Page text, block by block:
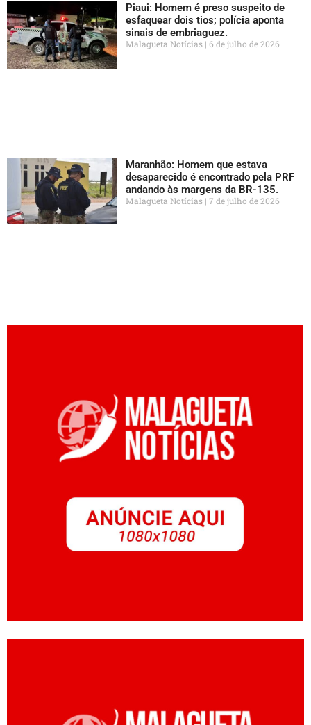
Piaui: Homem é preso suspeito de
esfaquear dois tios; polícia aponta
sinais de embriaguez.
Malagueta Notícias 6 de julho de 2026
Maranhão: Homem que estava
desaparecido é encontrado pela PRF
andando às margens da BR-135.
Malagueta Notícias 7 de julho de 2026